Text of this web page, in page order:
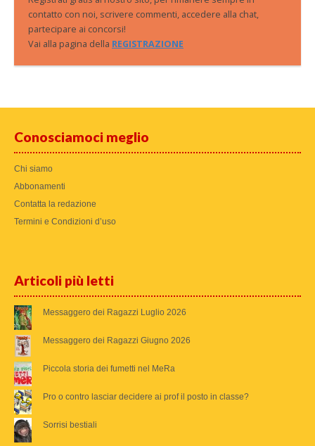
contatto con noi, scrivere commenti, accedere alla chat,
partecipare ai concorsi!
Vai alla pagina della REGISTRAZIONE
Conosciamoci meglio
Chi siamo
Abbonamenti
Contatta la redazione
Termini e Condizioni d’uso
Articoli più letti
Messaggero dei Ragazzi Luglio 2026
Messaggero dei Ragazzi Giugno 2026
Piccola storia dei fumetti nel MeRa
Pro o contro lasciar decidere ai prof il posto in classe?
Sorrisi bestiali